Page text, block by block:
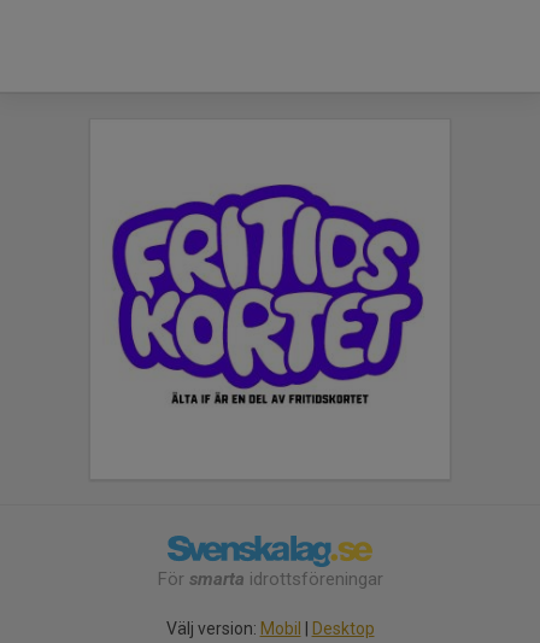
För smarta idrottsföreningar
Välj version: Mobil Desktop